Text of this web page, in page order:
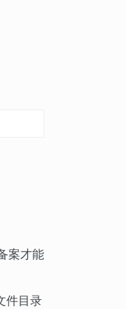
案才能
件目录